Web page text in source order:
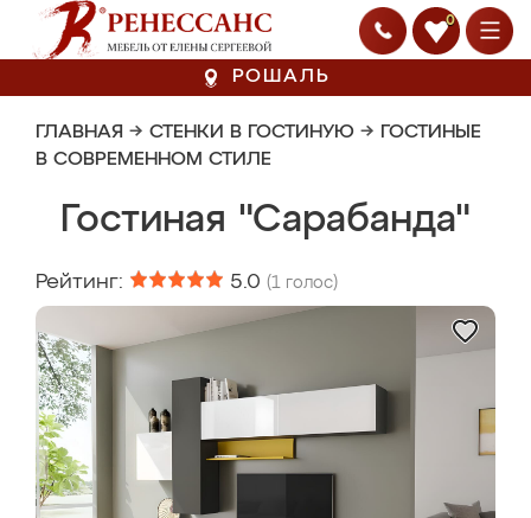
0
РОШАЛЬ
ГЛАВНАЯ → СТЕНКИ В ГОСТИНУЮ → ГОСТИНЫЕ
В СОВРЕМЕННОМ СТИЛЕ
Гостиная "Сарабанда"
Рейтинг: 5.0 (1 голос)